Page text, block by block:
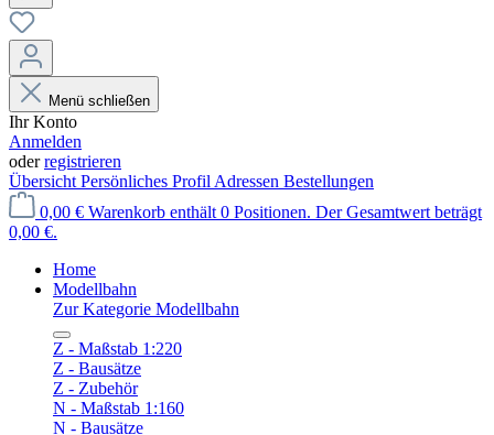
Menü schließen
Ihr Konto
Anmelden
oderregistrieren
Übersicht Persönliches Profil Adressen Bestellungen
0,00 € Warenkorb enthält 0 Positionen. Der Gesamtwert beträgt
0,00 €.
Home
Modellbahn
Zur Kategorie Modellbahn
Z - Maßstab 1:220
Z - Bausätze
Z - Zubehör
N - Maßstab 1:160
N - Bausätze